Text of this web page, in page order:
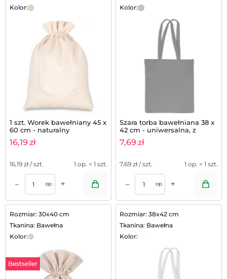
Kolor:
1 szt. Worek bawełniany 45 x
60 cm - naturalny
16,19 zł
16,19 zł / szt. 1 op. = 1 szt.
– op. +
Kolor:
Szara torba bawełniana 38 x
42 cm - uniwersalna, z
długimi uchwytami
7,69 zł
7,69 zł / szt. 1 op. = 1 szt.
– op. +
Rozmiar: 30x40 cm
Tkanina: Bawełna
Kolor:
Bestseller
Rozmiar: 38x42 cm
Tkanina: Bawełna
Kolor: